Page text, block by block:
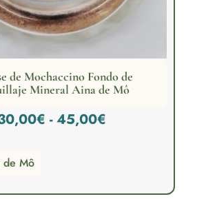
de Mochaccino Fondo de
Mineral Aina de Mô
€ - 45,00€Rango
desde
de Mô